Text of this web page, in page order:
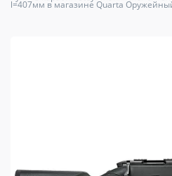
l=407мм в магазине Quarta